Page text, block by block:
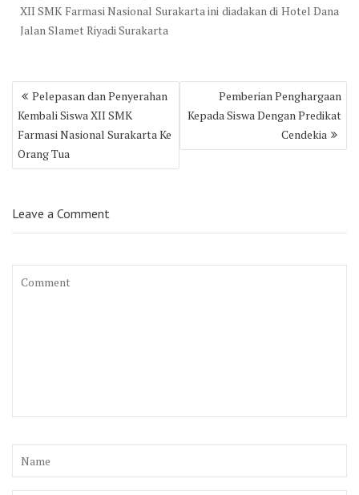
XII SMK Farmasi Nasional Surakarta ini diadakan di Hotel Dana
Jalan Slamet Riyadi Surakarta
Post
navigation
Pelepasan dan Penyerahan
Kembali Siswa XII SMK
Farmasi Nasional Surakarta Ke
Orang Tua
Pemberian Penghargaan
Kepada Siswa Dengan Predikat
Cendekia
Leave a Comment